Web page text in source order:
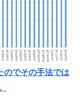
のでその手法では